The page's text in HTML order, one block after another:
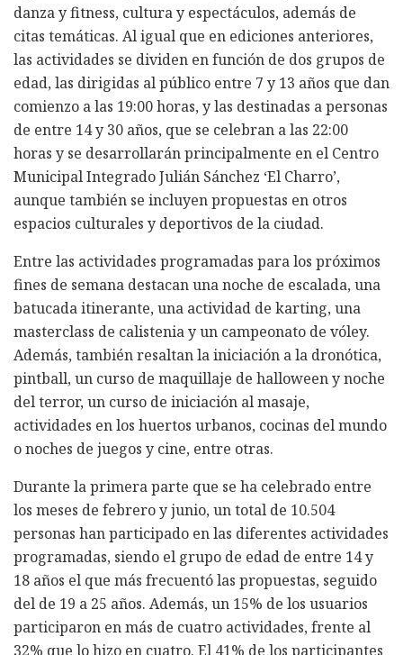
danza y fitness, cultura y espectáculos, además de
citas temáticas. Al igual que en ediciones anteriores,
las actividades se dividen en función de dos grupos de
edad, las dirigidas al público entre 7 y 13 años que dan
comienzo a las 19:00 horas, y las destinadas a personas
de entre 14 y 30 años, que se celebran a las 22:00
horas y se desarrollarán principalmente en el Centro
Municipal Integrado Julián Sánchez ‘El Charro’,
aunque también se incluyen propuestas en otros
espacios culturales y deportivos de la ciudad.
Entre las actividades programadas para los próximos
fines de semana destacan una noche de escalada, una
batucada itinerante, una actividad de karting, una
masterclass de calistenia y un campeonato de vóley.
Además, también resaltan la iniciación a la dronótica,
pintball, un curso de maquillaje de halloween y noche
del terror, un curso de iniciación al masaje,
actividades en los huertos urbanos, cocinas del mundo
o noches de juegos y cine, entre otras.
Durante la primera parte que se ha celebrado entre
los meses de febrero y junio, un total de 10.504
personas han participado en las diferentes actividades
programadas, siendo el grupo de edad de entre 14 y
18 años el que más frecuentó las propuestas, seguido
del de 19 a 25 años. Además, un 15% de los usuarios
participaron en más de cuatro actividades, frente al
32% que lo hizo en cuatro. El 41% de los participantes